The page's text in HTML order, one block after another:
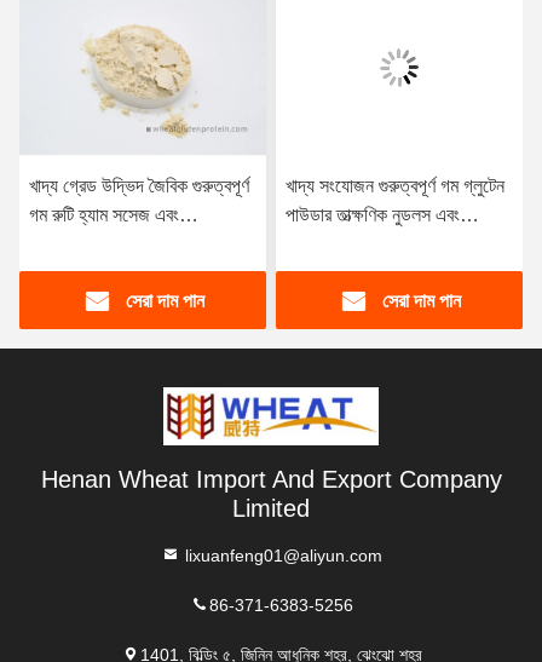
খাদ্য গ্রেড উদ্ভিদ জৈবিক গুরুত্বপূর্ণ
গম রুটি হ্যাম সসেজ এবং
সেরা দাম পান
খাদ্য সংযোজন গুরুত্বপূর্ণ গম গ্লুটেন
পাউডার তাত্ক্ষণিক নুডলস এবং
সেরা দাম পান
Henan Wheat Import And Export Company
Limited
lixuanfeng01@aliyun.com
86-371-6383-5256
1401, বিল্ডিং ৫, জিনিন আধুনিক শহর, ঝেংঝো শহর